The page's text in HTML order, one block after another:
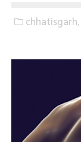
chhatisgarh,